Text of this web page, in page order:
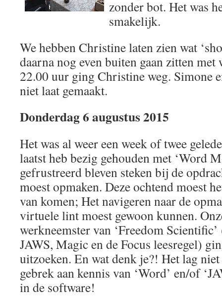
zonder bot. Het was
smakelijk.
We hebben Christine laten zien wat
daarna nog even buiten gaan zitten
22.00 uur ging Christine weg. Simone
niet laat gemaakt.
Donderdag 6 augustus 2015
Het was al weer een week of twee
laatst heb bezig gehouden met ‘Word
gefrustreerd bleven steken bij de
moest opmaken. Deze ochtend moest
van komen; Het navigeren naar de
virtuele lint moest gewoon kunnen.
werkneemster van ‘Freedom
JAWS, Magic en de Focus leesregel)
uitzoeken. En wat denk je?! Het lag
gebrek aan kennis van ‘Word’ en/of
in de software!